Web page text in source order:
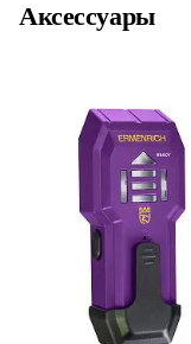
Аксессуары